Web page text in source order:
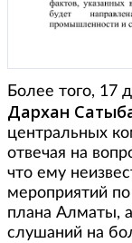
Более того, 17
Дархан
центральных
отвечая на
что ему
мероприятий по
плана Алматы,
слушаний на